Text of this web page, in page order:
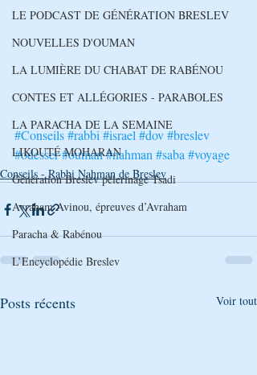
LE PODCAST DE GÉNÉRATION BRESLEV
NOUVELLES D'OUMAN
LA LUMIÈRE DU CHABAT DE RABÉNOU
CONTES ET ALLÉGORIES - PARABOLES
LA PARACHA DE LA SEMAINE
LIKOUTÉ MOHARAN
Génération Breslev pèlerinage Tsadi
Avraham Avinou, épreuves d’Avraham
Paracha & Rabénou
L’Encyclopédie Breslev
#Conseils#rabbi#israel#dov#breslev
#odesser#ouman#nahman#saba#voyage
Conseils - Rabbi Nahman de Breslev
Posts récents Voir tout